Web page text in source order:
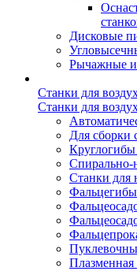
Дисковые
Рычажные
Станки для
Станки для
Для сборки
Спирально-
Станки для
Фальцегибы
Плазменная